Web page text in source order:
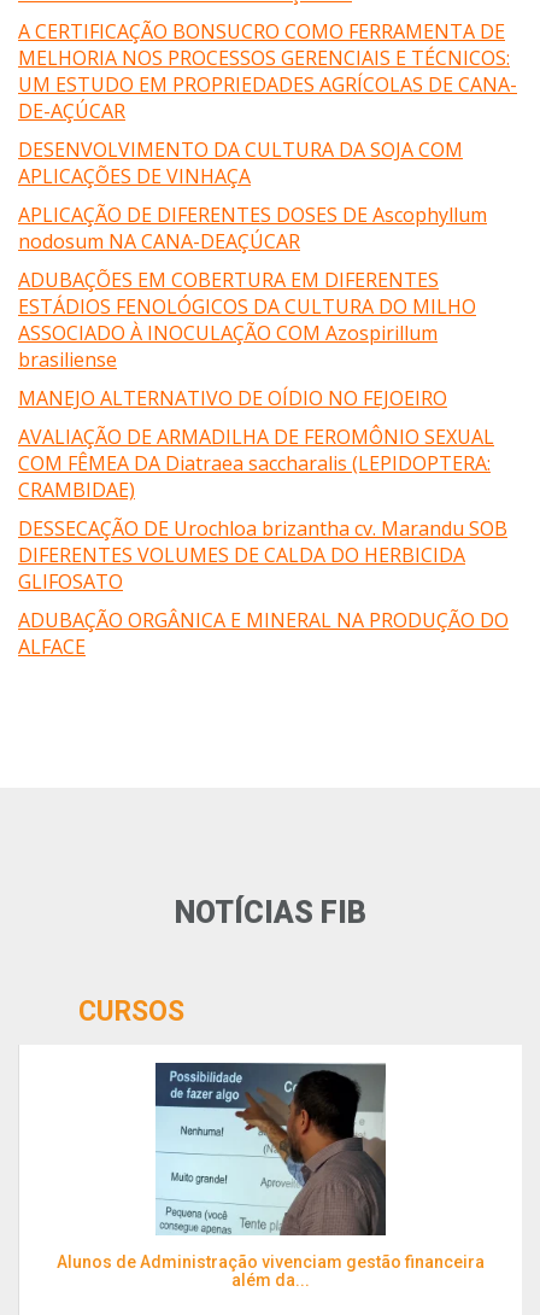
A CERTIFICAÇÃO BONSUCRO COMO FERRAMENTA DE
MELHORIA NOS PROCESSOS GERENCIAIS E TÉCNICOS:
UM ESTUDO EM PROPRIEDADES AGRÍCOLAS DE CANA-
DE-AÇÚCAR
DESENVOLVIMENTO DA CULTURA DA SOJA COM
APLICAÇÕES DE VINHAÇA
APLICAÇÃO DE DIFERENTES DOSES DE Ascophyllum
nodosum NA CANA-DEAÇÚCAR
ADUBAÇÕES EM COBERTURA EM DIFERENTES
ESTÁDIOS FENOLÓGICOS DA CULTURA DO MILHO
ASSOCIADO À INOCULAÇÃO COM Azospirillum
brasiliense
MANEJO ALTERNATIVO DE OÍDIO NO FEJOEIRO
AVALIAÇÃO DE ARMADILHA DE FEROMÔNIO SEXUAL
COM FÊMEA DA Diatraea saccharalis (LEPIDOPTERA:
CRAMBIDAE)
DESSECAÇÃO DE Urochloa brizantha cv. Marandu SOB
DIFERENTES VOLUMES DE CALDA DO HERBICIDA
GLIFOSATO
ADUBAÇÃO ORGÂNICA E MINERAL NA PRODUÇÃO DO
ALFACE
NOTÍCIAS FIB
CURSOS
Alunos de Administração vivenciam gestão financeira
além da...